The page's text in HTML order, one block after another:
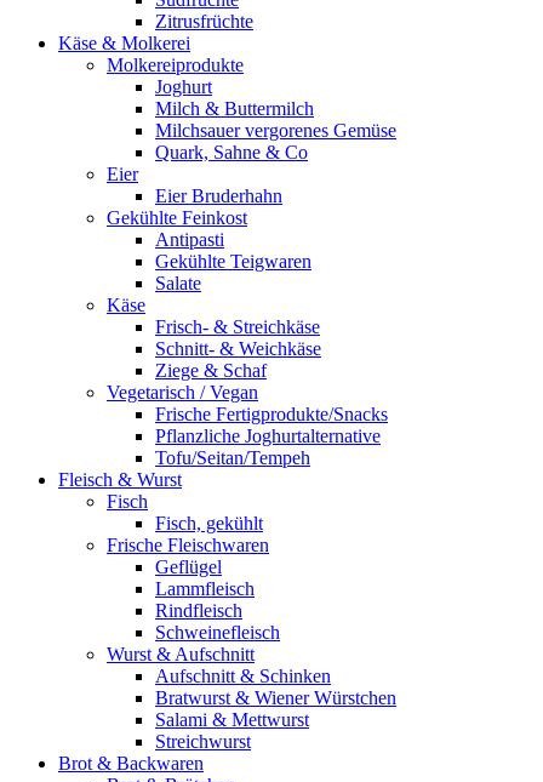
Zitrusfrüchte
Käse & Molkerei
Molkereiprodukte
Joghurt
Milch & Buttermilch
Milchsauer vergorenes Gemüse
Quark, Sahne & Co
Eier
Eier Bruderhahn
Gekühlte Feinkost
Antipasti
Gekühlte Teigwaren
Salate
Käse
Frisch- & Streichkäse
Schnitt- & Weichkäse
Ziege & Schaf
Vegetarisch / Vegan
Frische Fertigprodukte/Snacks
Pflanzliche Joghurtalternative
Tofu/Seitan/Tempeh
Fleisch & Wurst
Fisch
Fisch, gekühlt
Frische Fleischwaren
Geflügel
Lammfleisch
Rindfleisch
Schweinefleisch
Wurst & Aufschnitt
Aufschnitt & Schinken
Bratwurst & Wiener Würstchen
Salami & Mettwurst
Streichwurst
Brot & Backwaren